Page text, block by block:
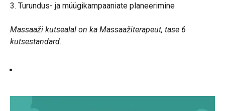
Turundus- ja müügikampaaniate planeerimine
Massaaži kutsealal on ka Massaažiterapeut, tase 6
kutsestandard.